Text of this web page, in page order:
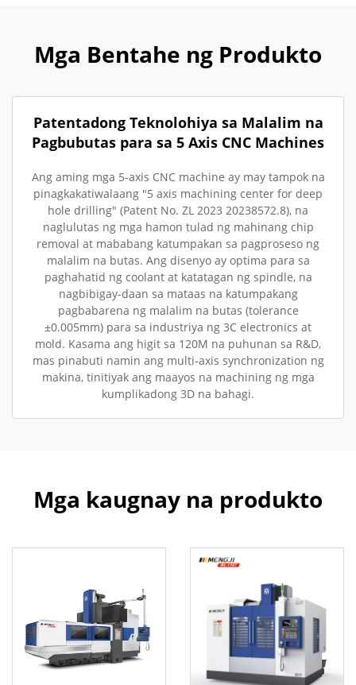
Mga Bentahe ng Produkto
Patentadong Teknolohiya sa Malalim na
Pagbubutas para sa 5 Axis CNC Machines
Ang aming mga 5-axis CNC machine ay may tampok na
pinagkakatiwalaang "5 axis machining center for deep
hole drilling" (Patent No. ZL 2023 20238572.8), na
naglulutas ng mga hamon tulad ng mahinang chip
removal at mababang katumpakan sa pagproseso ng
malalim na butas. Ang disenyo ay optima para sa
paghahatid ng coolant at katatagan ng spindle, na
nagbibigay-daan sa mataas na katumpakang
pagbabarena ng malalim na butas (tolerance
±0.005mm) para sa industriya ng 3C electronics at
mold. Kasama ang higit sa 120M na puhunan sa R&D,
mas pinabuti namin ang multi-axis synchronization ng
makina, tinitiyak ang maayos na machining ng mga
kumplikadong 3D na bahagi.
Mga kaugnay na produkto